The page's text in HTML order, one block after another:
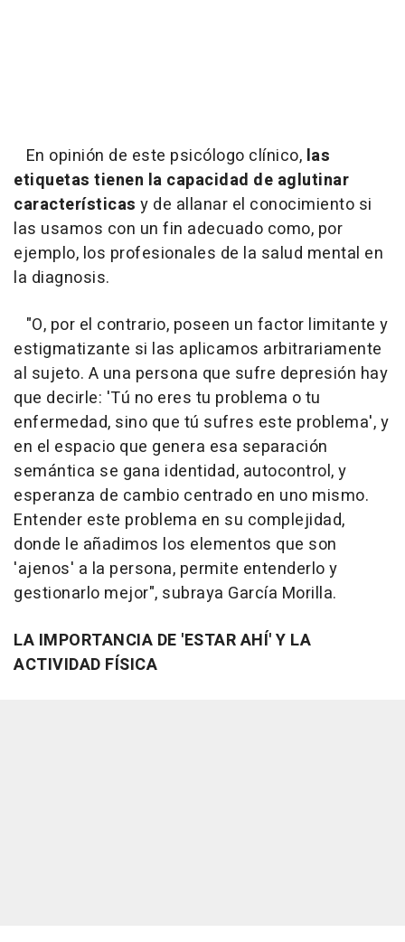
En opinión de este psicólogo clínico, las
etiquetas tienen la capacidad de aglutinar
características y de allanar el conocimiento si
las usamos con un fin adecuado como, por
ejemplo, los profesionales de la salud mental en
la diagnosis.
"O, por el contrario, poseen un factor limitante y
estigmatizante si las aplicamos arbitrariamente
al sujeto. A una persona que sufre depresión hay
que decirle: 'Tú no eres tu problema o tu
enfermedad, sino que tú sufres este problema', y
en el espacio que genera esa separación
semántica se gana identidad, autocontrol, y
esperanza de cambio centrado en uno mismo.
Entender este problema en su complejidad,
donde le añadimos los elementos que son
'ajenos' a la persona, permite entenderlo y
gestionarlo mejor", subraya García Morilla.
LA IMPORTANCIA DE 'ESTAR AHÍ' Y LA
ACTIVIDAD FÍSICA